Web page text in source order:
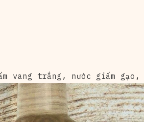
vang trắng, nước giấm gạo ,